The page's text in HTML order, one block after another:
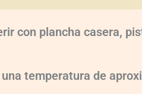
con plancha casera,
temperatura de